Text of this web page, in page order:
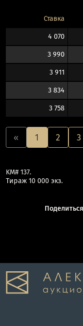
Ставка
4 070
3 990
3 911
3 834
3 758
« 1 2 3
KM# 137.
Тираж 10 000 экз.